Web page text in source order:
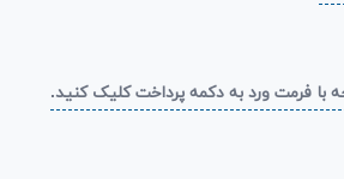
فرمت ورد به دکمه پرداخت کلیک کنید.